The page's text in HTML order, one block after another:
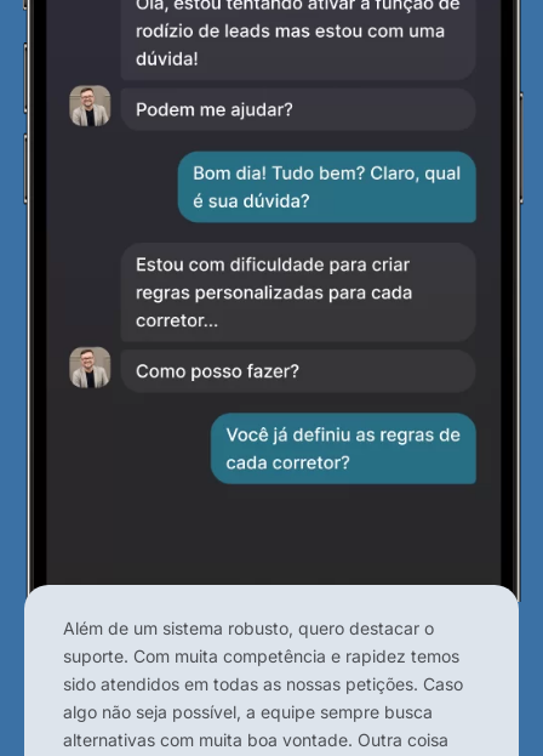
Além de um sistema robusto, quero destacar o
suporte. Com muita competência e rapidez temos
sido atendidos em todas as nossas petições. Caso
algo não seja possível, a equipe sempre busca
alternativas com muita boa vontade. Outra coisa